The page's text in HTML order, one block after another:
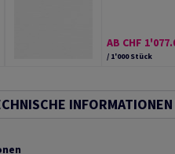
AB CHF
/ 1'000 Stück
INFORMATIONEN